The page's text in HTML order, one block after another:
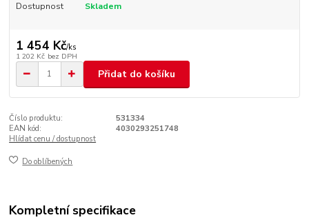
Dostupnost Skladem
1 454 Kč/ks
1 202 Kč bez DPH
Přidat do košíku
Číslo produktu:
531334
EAN kód:
4030293251748
Hlídat cenu / dostupnost
Do oblíbených
Kompletní specifikace